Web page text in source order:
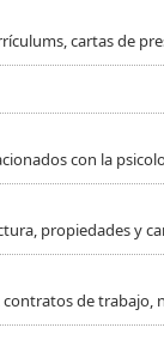
cartas de
con la
propiedades y
de trabajo,